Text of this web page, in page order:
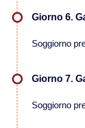
Viaggi in
Viaggi in
Viaggi in
Viaggi in
Giorno 6.
Soggiorno
Giorno 7.
Soggiorno